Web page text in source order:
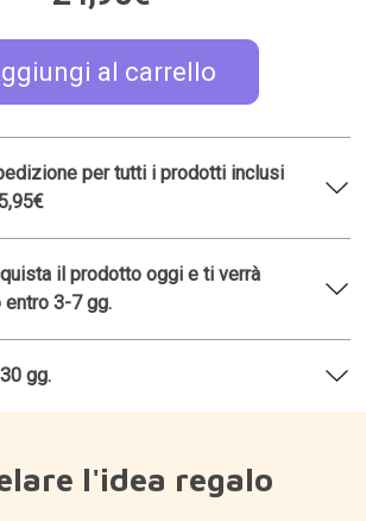
l'idea regalo
2 in 1
Tavolo per flessioni con